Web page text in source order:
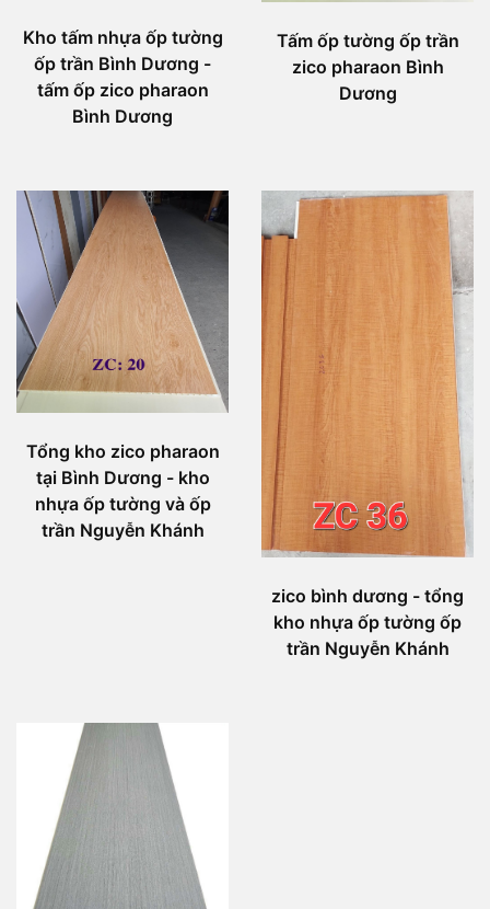
Kho tấm nhựa ốp tường
ốp trần Bình Dương -
tấm ốp zico pharaon
Bình Dương
Tấm ốp tường ốp trần
zico pharaon Bình
Dương
Tổng kho zico pharaon
tại Bình Dương - kho
nhựa ốp tường và ốp
trần Nguyễn Khánh
zico bình dương - tổng
kho nhựa ốp tường ốp
trần Nguyễn Khánh